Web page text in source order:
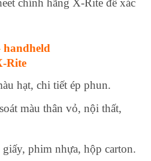
chính hãng X‑Rite để xác
handheld
hạt, chi tiết ép phun.
màu thân vỏ, nội thất,
phim nhựa, hộp carton.